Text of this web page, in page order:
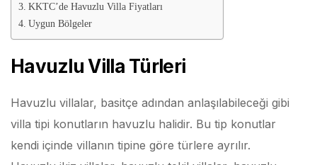
KKTC’de Havuzlu Villa Fiyatları
Uygun Bölgeler
Havuzlu Villa Türleri
Havuzlu villalar, basitçe adından anlaşılabileceği gibi
villa tipi konutların havuzlu halidir. Bu tip konutlar
kendi içinde villanın tipine göre türlere ayrılır.